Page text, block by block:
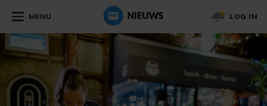
MENU LOG IN